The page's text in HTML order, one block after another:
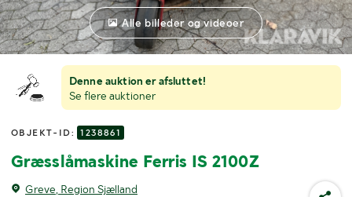
Denne auktion er afsluttet!
Se flere auktioner
OBJEKT-ID: 1238861
Græsslåmaskine Ferris IS 2100Z
Greve, Region Sjælland
Alle billeder og videoer